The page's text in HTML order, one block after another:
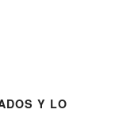
Y LO